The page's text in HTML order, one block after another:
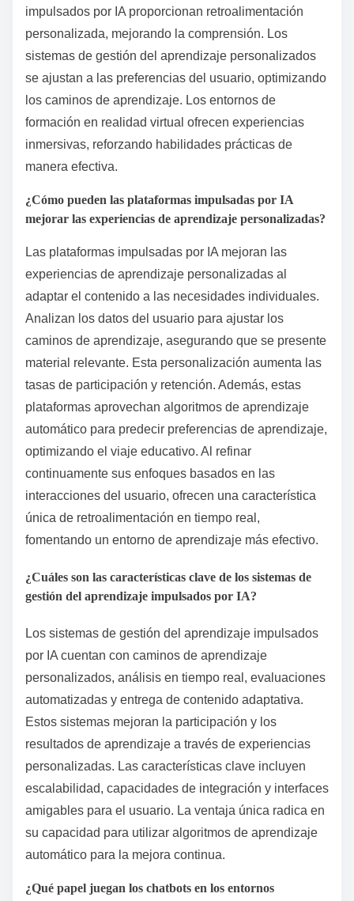
impulsados por IA proporcionan retroalimentación
personalizada, mejorando la comprensión. Los
sistemas de gestión del aprendizaje personalizados
se ajustan a las preferencias del usuario, optimizando
los caminos de aprendizaje. Los entornos de
formación en realidad virtual ofrecen experiencias
inmersivas, reforzando habilidades prácticas de
manera efectiva.
¿Cómo pueden las plataformas impulsadas por IA
mejorar las experiencias de aprendizaje personalizadas?
Las plataformas impulsadas por IA mejoran las
experiencias de aprendizaje personalizadas al
adaptar el contenido a las necesidades individuales.
Analizan los datos del usuario para ajustar los
caminos de aprendizaje, asegurando que se presente
material relevante. Esta personalización aumenta las
tasas de participación y retención. Además, estas
plataformas aprovechan algoritmos de aprendizaje
automático para predecir preferencias de aprendizaje,
optimizando el viaje educativo. Al refinar
continuamente sus enfoques basados en las
interacciones del usuario, ofrecen una característica
única de retroalimentación en tiempo real,
fomentando un entorno de aprendizaje más efectivo.
¿Cuáles son las características clave de los sistemas de
gestión del aprendizaje impulsados por IA?
Los sistemas de gestión del aprendizaje impulsados
por IA cuentan con caminos de aprendizaje
personalizados, análisis en tiempo real, evaluaciones
automatizadas y entrega de contenido adaptativa.
Estos sistemas mejoran la participación y los
resultados de aprendizaje a través de experiencias
personalizadas. Las características clave incluyen
escalabilidad, capacidades de integración y interfaces
amigables para el usuario. La ventaja única radica en
su capacidad para utilizar algoritmos de aprendizaje
automático para la mejora continua.
¿Qué papel juegan los chatbots en los entornos